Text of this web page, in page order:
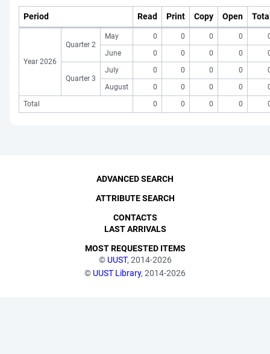
Period Read Print Copy Open
Year 2026
Quarter 2
May 0 0 0 0
June
0 0 0 0
Quarter 3
July 0 0 0 0
August
0 0 0 0
Total
0 0 0 0
© UUST, 2014-2026
© UUST Library, 2014-2026
ADVANCED SEARCH
ATTRIBUTE SEARCH
CONTACTS
LAST ARRIVALS
MOST REQUESTED ITEMS